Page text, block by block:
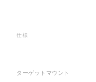
仕様
ターゲットマウント